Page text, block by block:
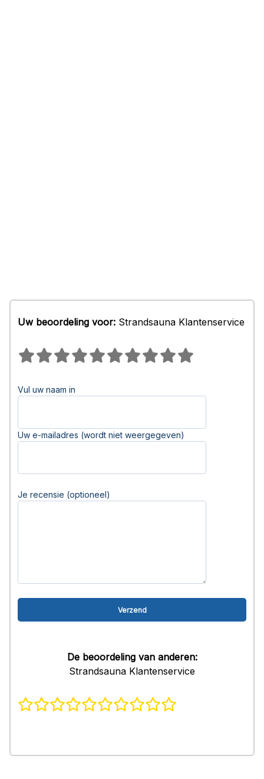
Uw beoordeling voor: Strandsauna Klantenservice
Vul uw naam in
Uw e-mailadres (wordt niet weergegeven)
Je recensie (optioneel)
De beoordeling van anderen:
Strandsauna Klantenservice